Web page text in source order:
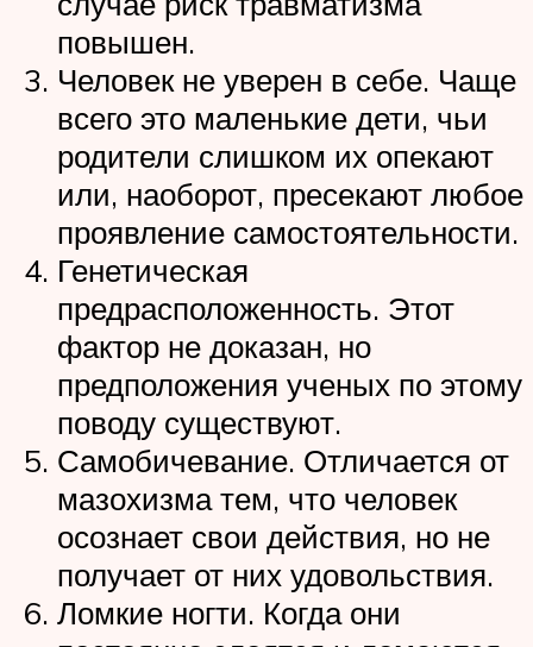
повышен.
Человек не уверен в себе. Чаще
всего это маленькие дети, чьи
родители слишком их опекают
или, наоборот, пресекают любое
проявление самостоятельности.
Генетическая
предрасположенность. Этот
фактор не доказан, но
предположения ученых по этому
поводу существуют.
Самобичевание. Отличается от
мазохизма тем, что человек
осознает свои действия, но не
получает от них удовольствия.
Ломкие ногти. Когда они